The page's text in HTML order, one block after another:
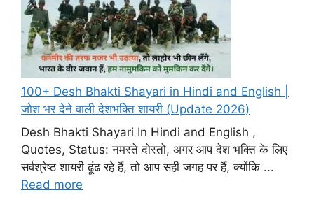
100+ Desh Bhakti Shayari in Hindi and English |
जोश भर देने वाली देशभक्ति शायरी (Update 2026)
Desh Bhakti Shayari In Hindi and English ,
Quotes, Status: नमस्ते दोस्तो, अगर आप देश भक्ति के लिए
सर्वश्रेष्ठ शायरी ढूंढ रहे हैं, तो आप सही जगह पर हैं, क्योंकि ...
Read more